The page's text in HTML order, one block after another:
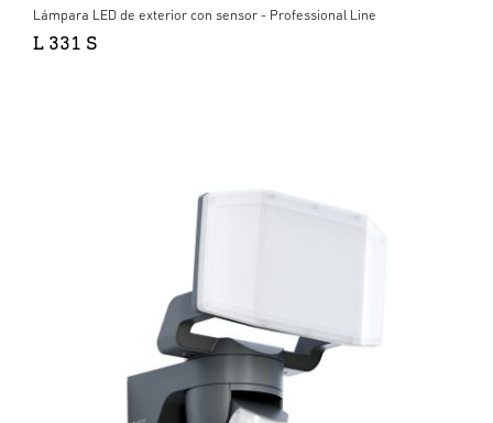
Lámpara LED de exterior con sensor - Professional Line
L 331 S